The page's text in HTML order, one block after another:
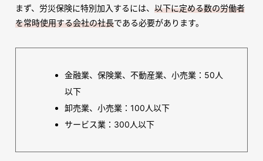
まず、労災保険に特別加入するには、 以下に定める数の労働者
を常時使用する会社の社長である必要があります。
金融業、保険業、不動産業、小売業：50人
以下
卸売業、小売業：100人以下
サービス業：300人以下